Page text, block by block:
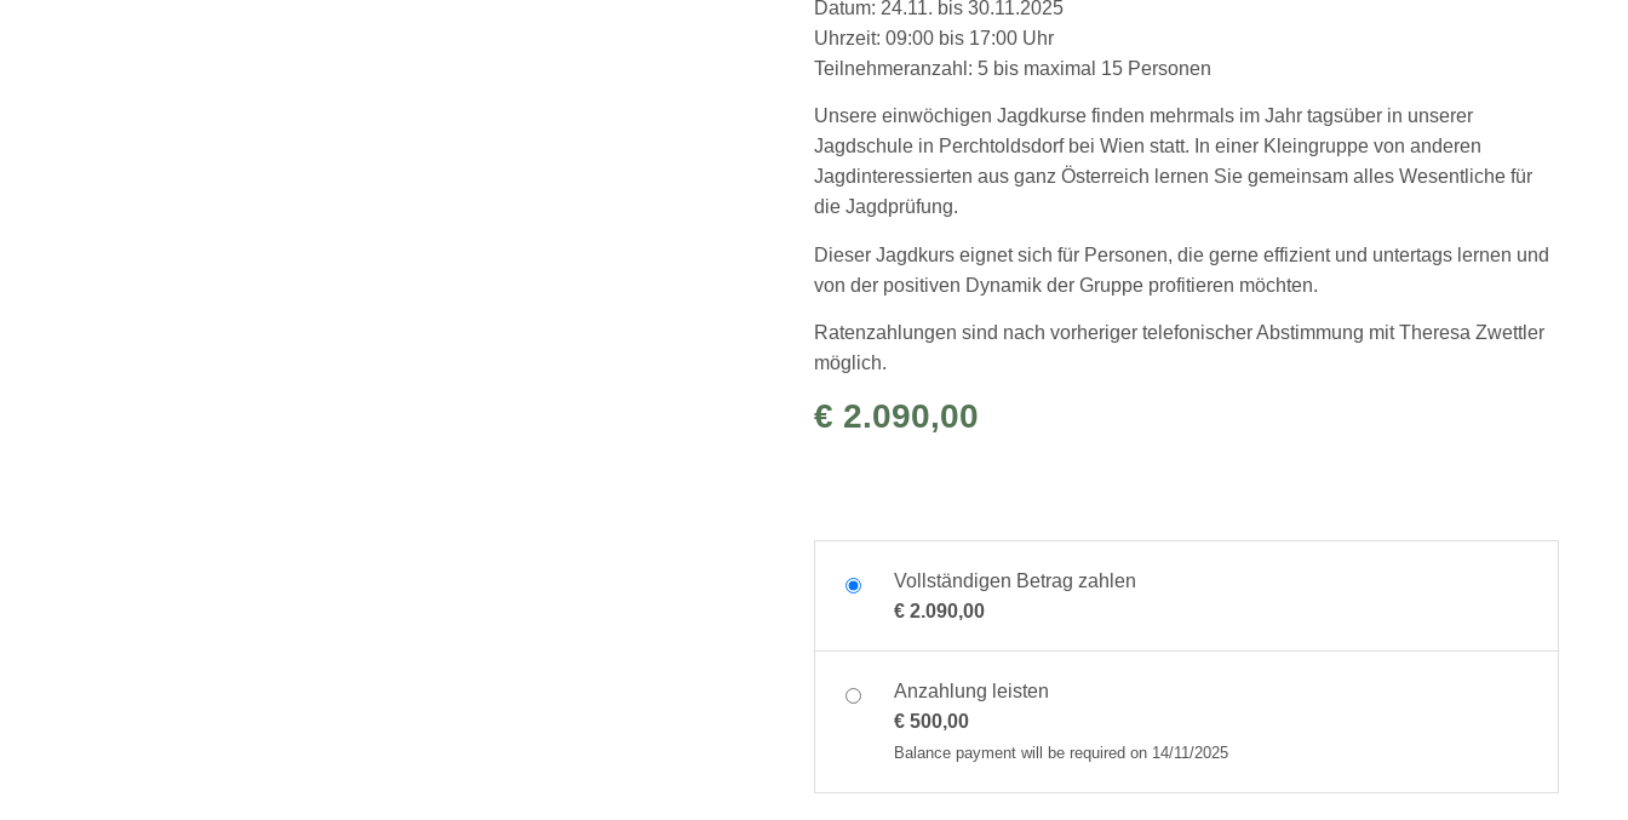
Datum: 24.11. bis 30.11.2025
Uhrzeit: 09:00 bis 17:00 Uhr
Teilnehmeranzahl : 5 bis maximal 15 Personen
Unsere einwöchigen Jagdkurse finden mehrmals im Jahr tagsüber in unserer
Jagdschule in Perchtoldsdorf bei Wien statt. In einer Kleingruppe von anderen
Jagdinteressierten aus ganz Österreich lernen Sie gemeinsam alles Wesentliche für
die Jagdprüfung.
Dieser Jagdkurs eignet sich für Personen, die gerne effizient und untertags lernen und
von der positiven Dynamik der Gruppe profitieren möchten.
Ratenzahlungen sind nach vorheriger telefonischer Abstimmung mit Theresa Zwettler
möglich.
€ 2.090,00
Vollständigen Betrag zahlen
€ 2.090,00
Anzahlung leisten
€ 500,00
Balance payment will be required on 14/11/2025